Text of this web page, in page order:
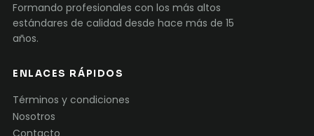
Formando profesionales con los más altos
estándares de calidad desde hace más de 15
años.
ENLACES RÁPIDOS
Términos y condiciones
Nosotros